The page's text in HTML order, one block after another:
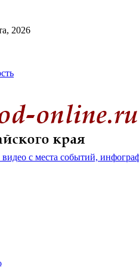
2026
с места событий,